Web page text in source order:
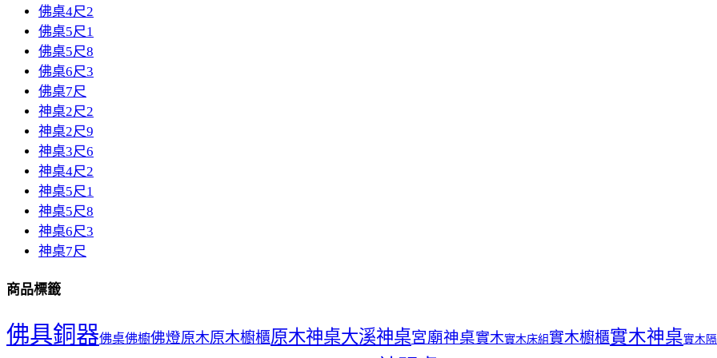
佛桌4尺2
佛桌5尺1
佛桌5尺8
佛桌6尺3
佛桌7尺
神桌2尺2
神桌2尺9
神桌3尺6
神桌4尺2
神桌5尺1
神桌5尺8
神桌6尺3
神桌7尺
商品標籤
佛具銅器佛桌佛櫥佛燈原木原木櫥櫃原木神桌大溪神桌宮廟神桌實木實木床組實木櫥櫃實木神桌實木